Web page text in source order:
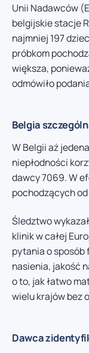
Unii Nadawców
belgijskie stacje
najmniej 197
próbkom
większa,
odmówiło
Belgia
W Belgii aż
niepłodności
dawcy 7069. W
pochodzących
Śledztwo
klinik w całej
pytania o
nasienia, jakość
o to, jak łatwo
wielu krajów bez
Dawca